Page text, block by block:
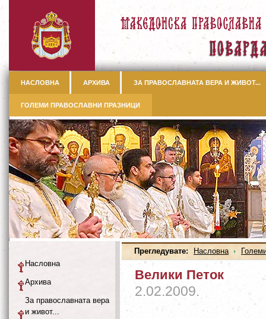
НАСЛОВНА АРХИВА ЗА ПРАВОСЛАВНАТА ВЕРА И ЖИВОТ...
ГОЛЕМИ ПРАВОСЛАВНИ ПРАЗНИЦИ
Прегледувате: Насловна
Велики Петок
2.02.2009.
Насловна
Архива
За православната вера
и живот...